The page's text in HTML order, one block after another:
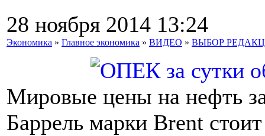
28 ноября 2014 13:24
Экономика » Главное экономика » ВИДЕО » ВЫБОР
Мировые цены на нефть
Баррель марки Brent